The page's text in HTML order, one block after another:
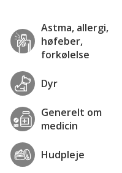
Astma, allergi,
høfeber,
forkølelse
Dyr
Generelt om
medicin
Hudpleje